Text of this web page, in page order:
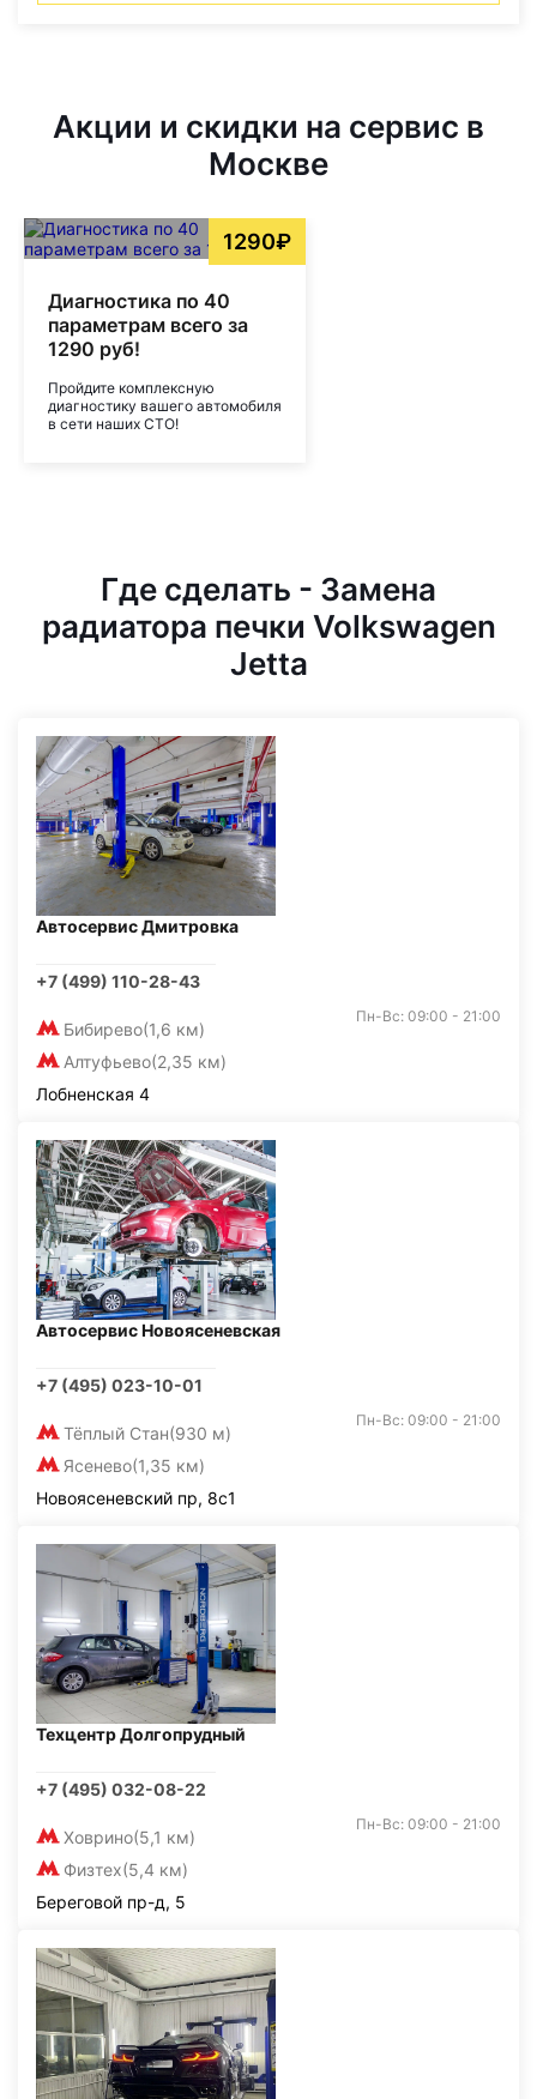
Акции и скидки на сервис в
Москве
1290₽
Диагностика по 40
параметрам всего за
1290 руб!
Пройдите комплексную
диагностику вашего автомобиля
в сети наших СТО!
Где сделать - Замена
радиатора печки Volkswagen
Jetta
Автосервис Дмитровка
+7 (499) 110-28-43
Бибирево(1,6 км)
Алтуфьево(2,35 км)
Пн-Вс: 09:00 - 21:00
Лобненская 4
Автосервис Новоясеневская
+7 (495) 023-10-01
Тёплый Стан(930 м)
Ясенево(1,35 км)
Пн-Вс: 09:00 - 21:00
Новоясеневский пр, 8с1
Техцентр Долгопрудный
+7 (495) 032-08-22
Ховрино(5,1 км)
Физтех(5,4 км)
Пн-Вс: 09:00 - 21:00
Береговой пр-д, 5